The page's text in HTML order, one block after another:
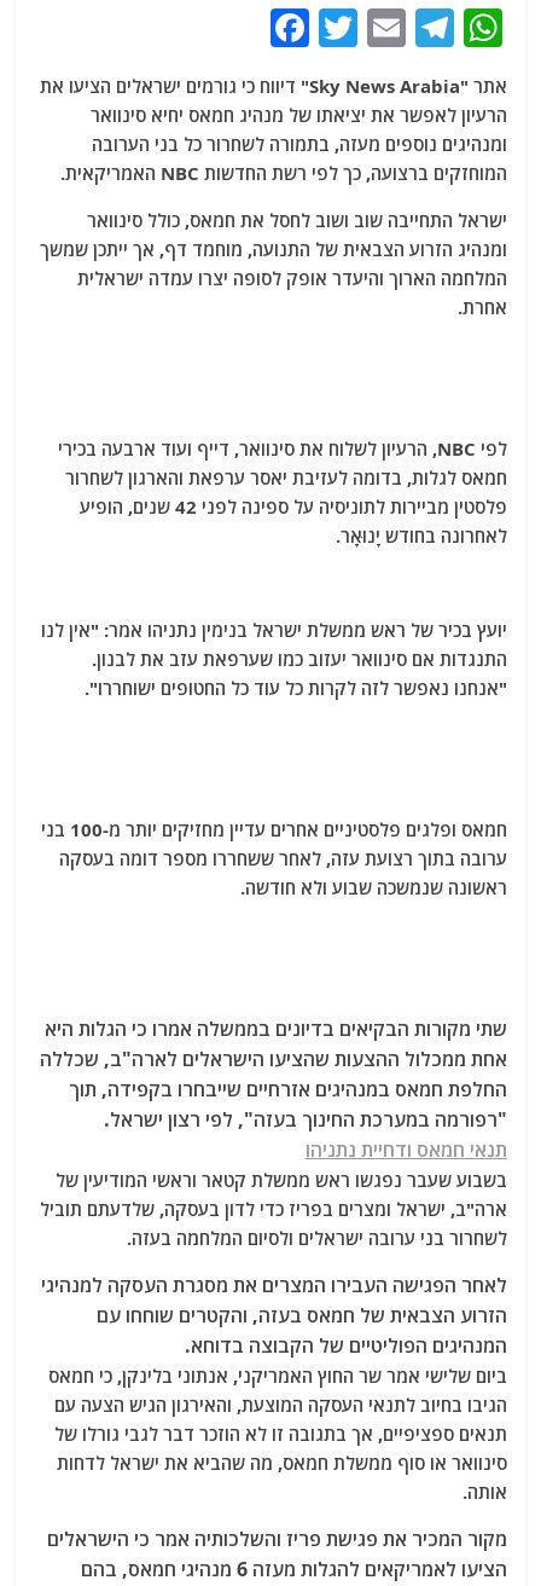
W
h
at
s
A
p
p
T
e
g
ra
m
E
ai
l
T
itt
er
c
e
b
o
o
k
אתר "Sky News Arabia" דיווח כי גורמים ישראלים הציעו את
הרעיון לאפשר את יציאתו של מנהיג חמאס יחיא סינוואר
ומנהיגים נוספים מעזה, בתמורה לשחרור כל בני הערובה
המוחזקים ברצועה, כך לפי רשת החדשות NBC האמריקאית.
ישראל התחייבה שוב ושוב לחסל את חמאס, כולל סינוואר
ומנהיג הזרוע הצבאית של התנועה, מוחמד דף, אך ייתכן שמשך
המלחמה הארוך והיעדר אופק לסופה יצרו עמדה ישראלית
אחרת.
לפי NBC, הרעיון לשלוח את סינוואר, דייף ועוד ארבעה בכירי
חמאס לגלות, בדומה לעזיבת יאסר ערפאת והארגון לשחרור
פלסטין מביירות לתוניסיה על ספינה לפני 42 שנים, הופיע
לאחרונה בחודש יָנוּאָר.
יועץ בכיר של ראש ממשלת ישראל בנימין נתניהו אמר: "אין לנו
התנגדות אם סינוואר יעזוב כמו שערפאת עזב את לבנון.
"אנחנו נאפשר לזה לקרות כל עוד כל החטופים ישוחררו".
חמאס ופלגים פלסטיניים אחרים עדיין מחזיקים יותר מ-100 בני
ערובה בתוך רצועת עזה, לאחר ששחררו מספר דומה בעסקה
ראשונה שנמשכה שבוע ולא חודשה.
שתי מקורות הבקיאים בדיונים בממשלה אמרו כי הגלות היא
אחת ממכלול ההצעות שהציעו הישראלים לארה"ב, שכללה
החלפת חמאס במנהיגים אזרחיים שייבחרו בקפידה, תוך
"רפורמה במערכת החינוך בעזה", לפי רצון ישראל.
תנאי חמאס ודחיית נתניהו
בשבוע שעבר נפגשו ראש ממשלת קטאר וראשי המודיעין של
ארה"ב, ישראל ומצרים בפריז כדי לדון בעסקה, שלדעתם תוביל
לשחרור בני ערובה ישראלים ולסיום המלחמה בעזה.
לאחר הפגישה העבירו המצרים את מסגרת העסקה למנהיגי
הזרוע הצבאית של חמאס בעזה, והקטרים ​​שוחחו עם
המנהיגים הפוליטיים של הקבוצה בדוחא.
ביום שלישי אמר שר החוץ האמריקני, אנתוני בלינקן, כי חמאס
הגיבו בחיוב לתנאי העסקה המוצעת, והאירגון הגיש הצעה עם
תנאים ספציפיים, אך בתגובה זו לא הוזכר דבר לגבי גורלו של
סינוואר או סוף ממשלת חמאס, מה שהביא את ישראל לדחות
אותה.
מקור המכיר את פגישת פריז והשלכותיה אמר כי הישראלים
הציעו לאמריקאים להגלות מעזה 6 מנהיגי חמאס, בהם